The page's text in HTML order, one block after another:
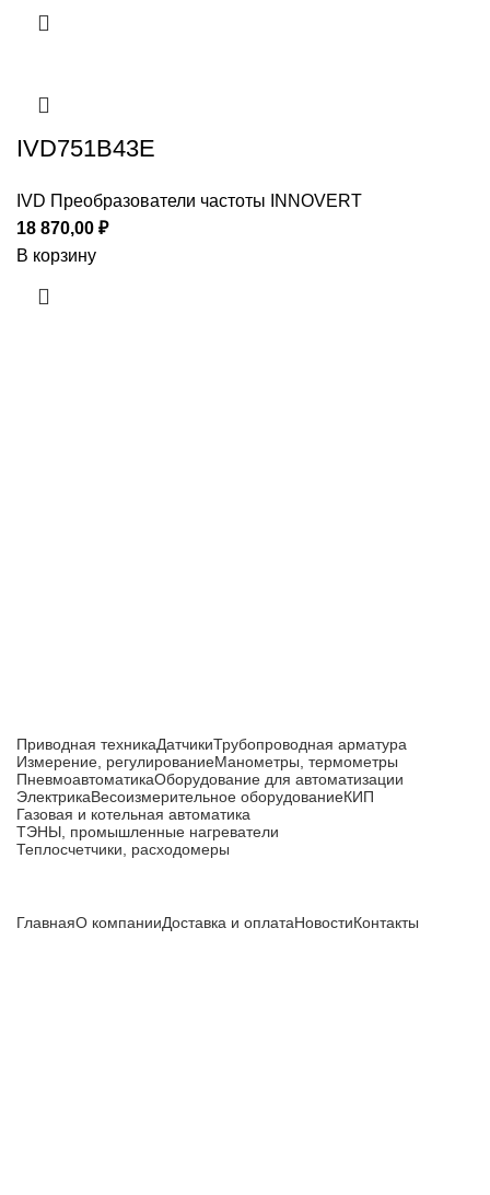
IVD751B43E
IVD Преобразователи частоты INNOVERT
18 870,00 ₽
В корзину
Приводная техникаДатчикиТрубопроводная арматура
Измерение, регулированиеМанометры, термометры
ПневмоавтоматикаОборудование для автоматизации
ЭлектрикаВесоизмерительное оборудованиеКИП
Газовая и котельная автоматика
ТЭНЫ, промышленные нагреватели
Теплосчетчики, расходомеры
ГлавнаяО компанииДоставка и оплатаНовостиКонтакты